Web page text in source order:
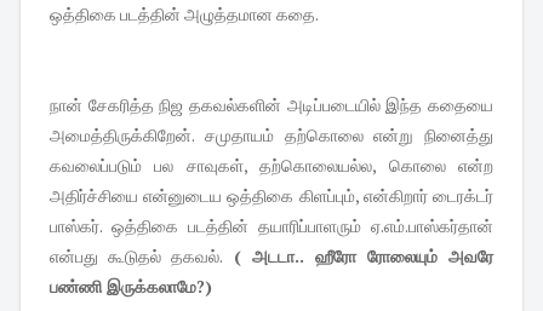
ஒத்திகை படத்தின் அழுத்தமான கதை.
நான் சேகரித்த நிஜ தகவல்களின் அடிப்படையில் இந்த கதையை
அமைத்திருக்கிறேன். சமுதாயம் தற்கொலை என்று நினைத்து
கவலைப்படும் பல சாவுகள், தற்கொலையல்ல, கொலை என்ற
அதிர்ச்சியை என்னுடைய ஒத்திகை கிளப்பும், என்கிறார் டைரக்டர்
பாஸ்கர். ஒத்திகை படத்தின் தயாரிப்பாளரும் ஏ.எம்.பாஸ்கர்தான்
என்பது கூடுதல் தகவல். ( அடடா.. ஹீரோ ரோலையும் அவரே
பண்ணி இருக்கலாமே?)